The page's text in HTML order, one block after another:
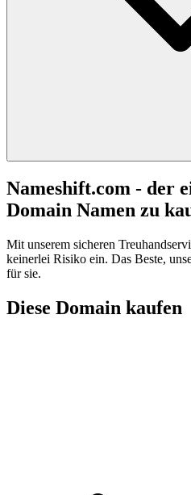
Nameshift.com - der
Domain Namen zu
Mit unserem sicheren
keinerlei Risiko ein. Das Beste,
für sie.
Diese Domain kaufen